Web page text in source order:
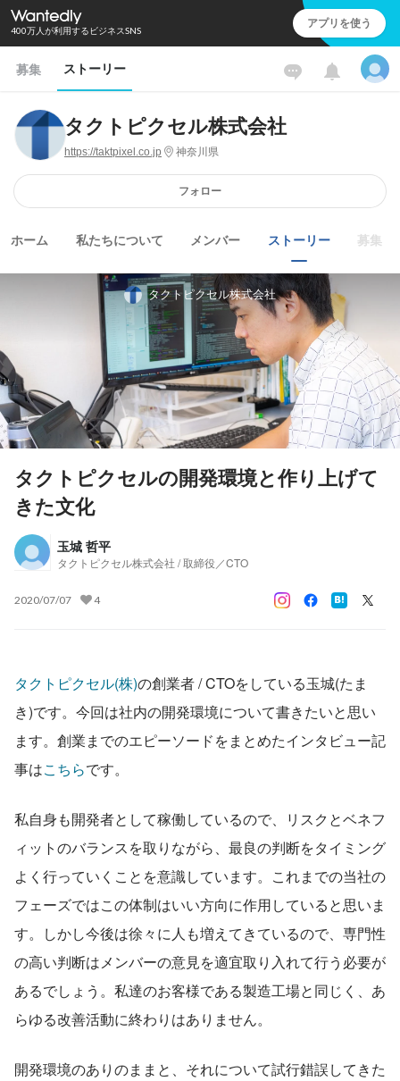
400万人が利用するビジネスSNS アプリを使う
募集 ストーリー
タクトピクセル株式会社
https://taktpixel.co.jp 神奈川県
フォロー
ホーム 私たちについて メンバー ストーリー 募集
タクトピクセル株式会社
タクトピクセルの開発環境と作り上げて
きた文化
玉城 哲平
タクトピクセル株式会社 / 取締役／CTO
2020/07/07 4
タクトピクセル(株)の創業者 / CTOをしている玉城(たま
き)です。今回は社内の開発環境について書きたいと思い
ます。創業までのエピーソードをまとめたインタビュー記
事はこちらです。
私自身も開発者として稼働しているので、リスクとベネフ
ィットのバランスを取りながら、最良の判断をタイミング
よく行っていくことを意識しています。これまでの当社の
フェーズではこの体制はいい方向に作用していると思いま
す。しかし今後は徐々に人も増えてきているので、専門性
の高い判断はメンバーの意見を適宜取り入れて行う必要が
あるでしょう。私達のお客様である製造工場と同じく、あ
らゆる改善活動に終わりはありません。
開発環境のありのままと、それについて試行錯誤してきた